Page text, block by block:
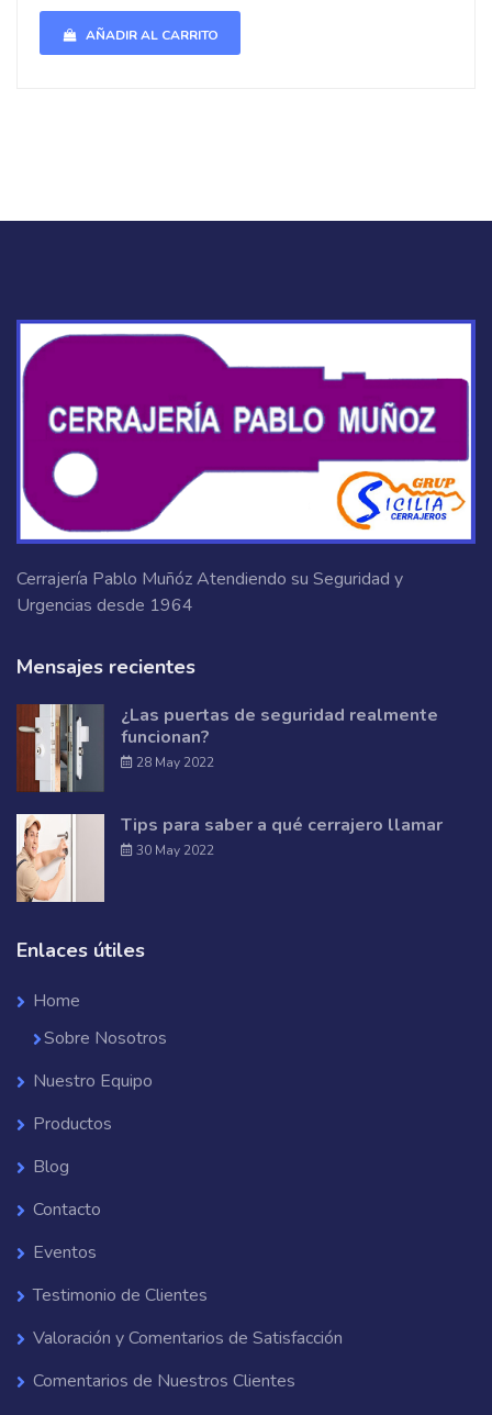
AÑADIR AL CARRITO
Cerrajería Pablo Muñóz Atendiendo su Seguridad y
Urgencias desde 1964
Mensajes recientes
¿Las puertas de seguridad realmente
funcionan?
28 May 2022
Tips para saber a qué cerrajero llamar
30 May 2022
Enlaces útiles
Home
Sobre Nosotros
Nuestro Equipo
Productos
Blog
Contacto
Eventos
Testimonio de Clientes
Valoración y Comentarios de Satisfacción
Comentarios de Nuestros Clientes